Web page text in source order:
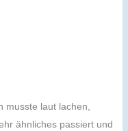
musste laut lachen,
ähnliches passiert und